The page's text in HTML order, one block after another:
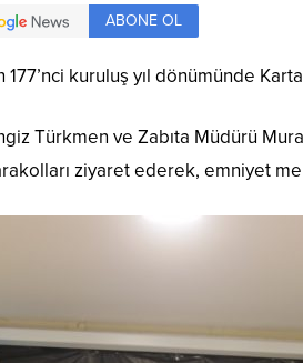
ABONE OL
177’nci kuruluş yıl dönümünde
Türkmen ve Zabıta Müdürü
ziyaret ederek, emniyet